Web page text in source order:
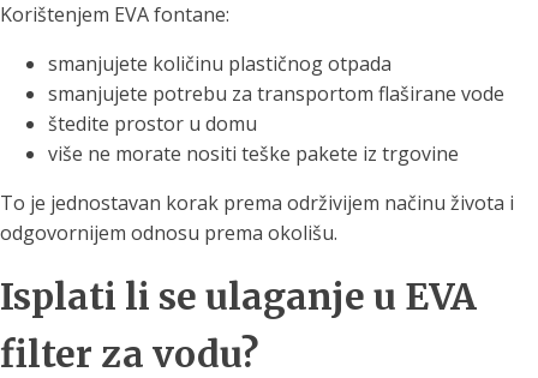
Korištenjem EVA fontane:
smanjujete količinu plastičnog otpada
smanjujete potrebu za transportom flaširane vode
štedite prostor u domu
više ne morate nositi teške pakete iz trgovine
To je jednostavan korak prema održivijem načinu života i
odgovornijem odnosu prema okolišu.
Isplati li se ulaganje u EVA
filter za vodu?